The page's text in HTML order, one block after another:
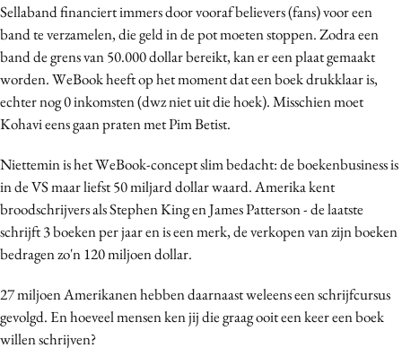
Sellaband financiert immers door vooraf believers (fans) voor een
band te verzamelen, die geld in de pot moeten stoppen. Zodra een
band de grens van 50.000 dollar bereikt, kan er een plaat gemaakt
worden. WeBook heeft op het moment dat een boek drukklaar is,
echter nog 0 inkomsten (dwz niet uit die hoek). Misschien moet
Kohavi eens gaan praten met Pim Betist.
Niettemin is het WeBook-concept slim bedacht: de boekenbusiness is
in de VS maar liefst 50 miljard dollar waard. Amerika kent
broodschrijvers als Stephen King en James Patterson - de laatste
schrijft 3 boeken per jaar en is een merk, de verkopen van zijn boeken
bedragen zo'n 120 miljoen dollar.
27 miljoen Amerikanen hebben daarnaast weleens een schrijfcursus
gevolgd. En hoeveel mensen ken jij die graag ooit een keer een boek
willen schrijven?